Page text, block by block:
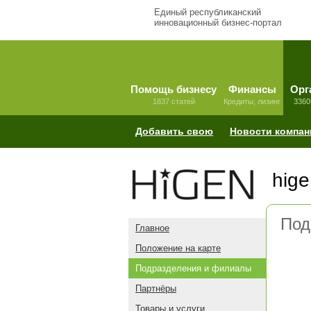
Единый республиканский
инновационный бизнес-портал
Помощь бизнесу
1837 статей
Финансы
Кредиты, лизинг
Добавить свою Новости
Главное
Положение на карте
Подразделения и филиалы
Партнёры
Товары и услуги